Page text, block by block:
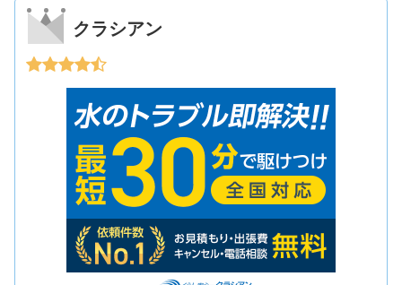
クラシアン